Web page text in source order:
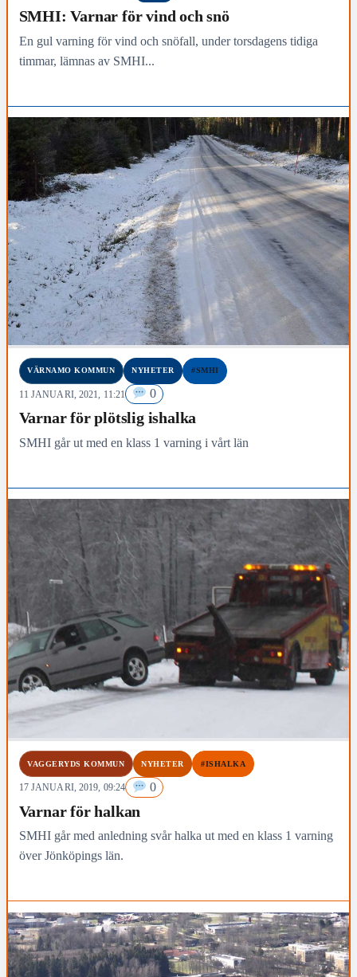
SMHI: Varnar för vind och snö
En gul varning för vind och snöfall, under torsdagens tidiga
timmar, lämnas av SMHI...
VÄRNAMO KOMMUN NYHETER #SMHI
11 JANUARI, 2021, 11:21 0
Varnar för plötslig ishalka
SMHI går ut med en klass 1 varning i vårt län
VAGGERYDS KOMMUN NYHETER #ISHALKA
17 JANUARI, 2019, 09:24 0
Varnar för halkan
SMHI går med anledning svår halka ut med en klass 1 varning
över Jönköpings län.